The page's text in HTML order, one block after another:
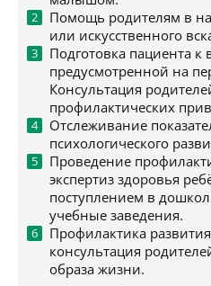
Помощь родителям в
или искусственного
Подготовка пациента к
предусмотренной на
Консультация
профилактических
Отслеживание
психологического
Проведение
экспертиз здоровья
поступлением в
учебные заведения.
Профилактика
консультация
образа жизни.